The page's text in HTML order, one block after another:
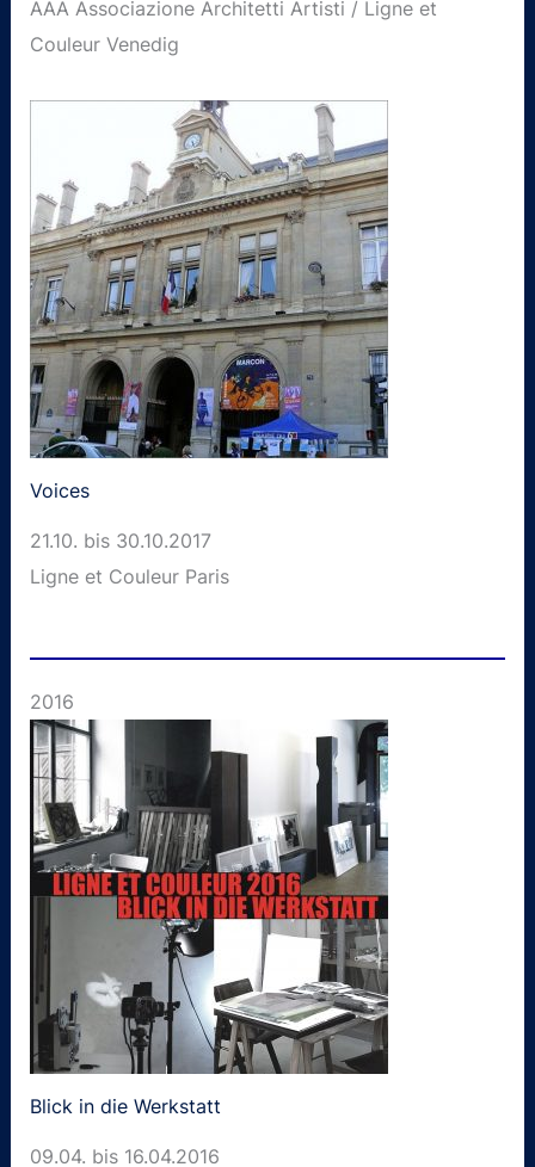
AAA Associazione Architetti Artisti / Ligne et
Couleur Venedig
Voices
21.10. bis 30.10.2017
Ligne et Couleur Paris
2016
Blick in die Werkstatt
09.04. bis 16.04.2016